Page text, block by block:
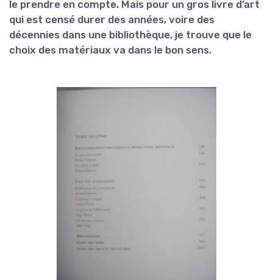
le prendre en compte. Mais pour un gros livre d’art
qui est censé durer des années, voire des
décennies dans une bibliothèque, je trouve que le
choix des matériaux va dans le bon sens.